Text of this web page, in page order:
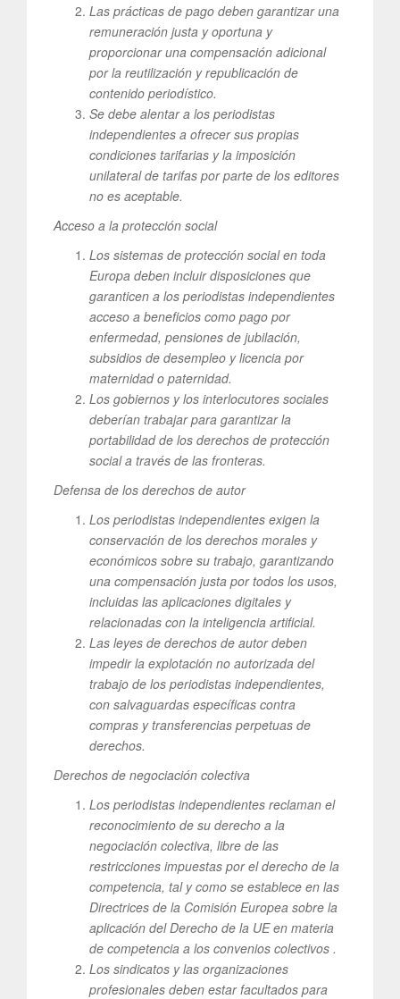
Las prácticas de pago deben garantizar una
remuneración justa y oportuna y
proporcionar una compensación adicional
por la reutilización y republicación de
contenido periodístico.
Se debe alentar a los periodistas
independientes a ofrecer sus propias
condiciones tarifarias y la imposición
unilateral de tarifas por parte de los editores
no es aceptable.
Acceso a la protección social
Los sistemas de protección social en toda
Europa deben incluir disposiciones que
garanticen a los periodistas independientes
acceso a beneficios como pago por
enfermedad, pensiones de jubilación,
subsidios de desempleo y licencia por
maternidad o paternidad.
Los gobiernos y los interlocutores sociales
deberían trabajar para garantizar la
portabilidad de los derechos de protección
social a través de las fronteras.
Defensa de los derechos de autor
Los periodistas independientes exigen la
conservación de los derechos morales y
económicos sobre su trabajo, garantizando
una compensación justa por todos los usos,
incluidas las aplicaciones digitales y
relacionadas con la inteligencia artificial.
Las leyes de derechos de autor deben
impedir la explotación no autorizada del
trabajo de los periodistas independientes,
con salvaguardas específicas contra
compras y transferencias perpetuas de
derechos.
Derechos de negociación colectiva
Los periodistas independientes reclaman el
reconocimiento de su derecho a la
negociación colectiva, libre de las
restricciones impuestas por el derecho de la
competencia, tal y como se establece en las
Directrices de la Comisión Europea sobre la
aplicación del Derecho de la UE en materia
de competencia a los convenios colectivos .
Los sindicatos y las organizaciones
profesionales deben estar facultados para